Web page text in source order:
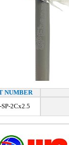
NUMBER
2Cx2.5